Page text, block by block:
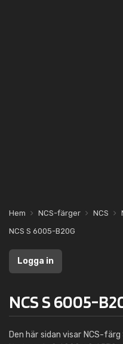
Hem NCS-färger NCS
NCS S 6005-B20G
Logga in
NCS S 6005-
Den här sidan visar NCS-färg